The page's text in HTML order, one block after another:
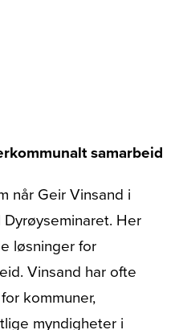
samarbeid
når Geir Vinsand i
Her
løsninger for
Vinsand har ofte
kommuner,
myndigheter i